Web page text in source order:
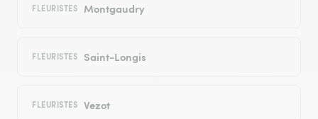
FLEURISTES Montgaudry
FLEURISTES Saint-Longis
FLEURISTES Vezot